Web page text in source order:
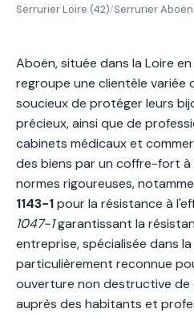
Serrurier Loire (42)/Serrurier Aboën
Aboën, située dans la Loire
regroupe une clientèle variée
soucieux de protéger leurs
précieux, ainsi que de
cabinets médicaux et
des biens par un coffre-fort à
normes rigoureuses,
1143-1pour la résistance à
1047-1garantissant la
entreprise, spécialisée dans
particulièrement reconnue
ouverture non destructive
auprès des habitants et